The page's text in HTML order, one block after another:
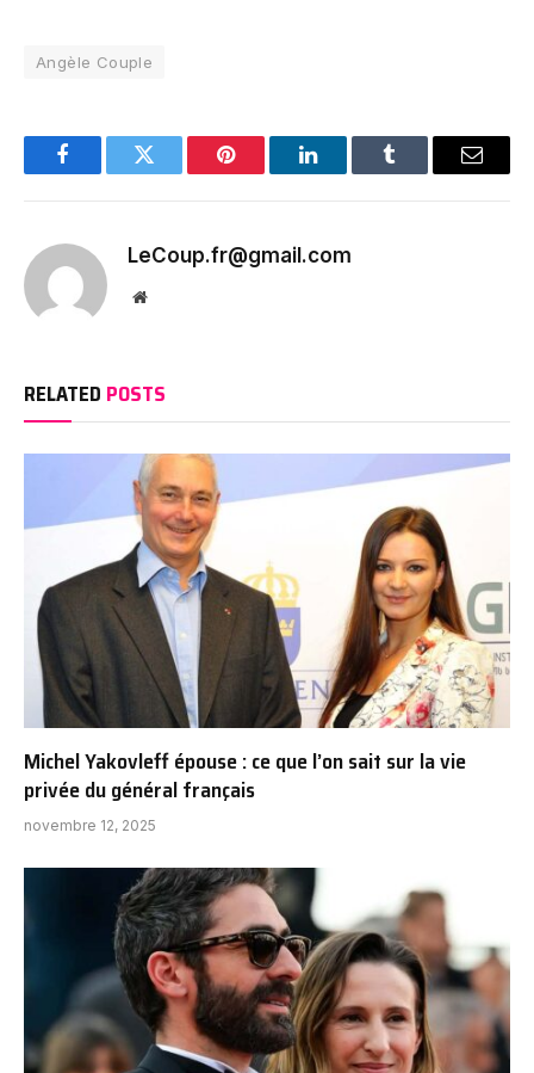
Angèle Couple
FacebookTwitter Pinterest LinkedInTumblr Email
LeCoup.fr@gmail.com
Website
RELATED POSTS
Michel Yakovleff épouse : ce que l’on sait sur la vie
privée du général français
novembre 12, 2025